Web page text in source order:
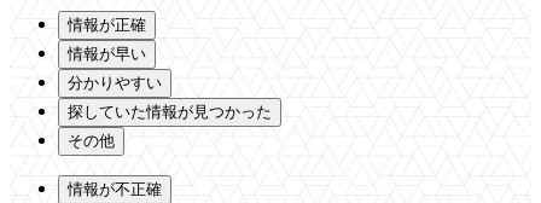
情報が正確
情報が早い
分かりやすい
探していた情報が見つかった
その他
情報が不正確